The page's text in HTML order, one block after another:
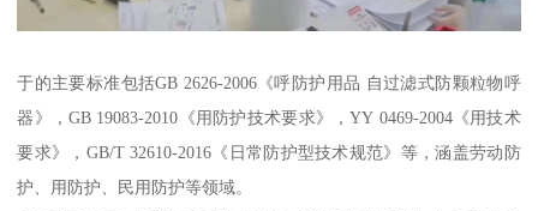
于的主要标准包括GB 2626-2006《呼防护用品 自过滤式防颗粒物呼
器》，GB 19083-2010《用防护技术要求》，YY 0469-2004《用技术
要求》，GB/T 32610-2016《日常防护型技术规范》等，涵盖劳动防
护、用防护、民用防护等领域。